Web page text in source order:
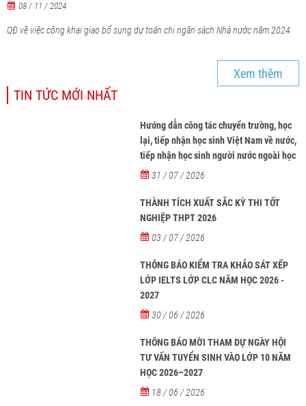
08 / 11 / 2024
QĐ về việc công khai giao bổ sung dự toán chi ngân sách Nhà nước năm 2024
Xem thêm
TIN TỨC MỚI NHẤT
Hướng dẫn công tác chuyển trường, học
lại, tiếp nhận học sinh Việt Nam về nước,
tiếp nhận học sinh người nước ngoài học
tại các trường từ năm học 2026-2027
31 / 07 / 2026
THÀNH TÍCH XUẤT SẮC KỲ THI TỐT
NGHIỆP THPT 2026
03 / 07 / 2026
THÔNG BÁO KIỂM TRA KHẢO SÁT XẾP
LỚP IELTS LỚP CLC NĂM HỌC 2026 -
2027
30 / 06 / 2026
THÔNG BÁO MỜI THAM DỰ NGÀY HỘI
TƯ VẤN TUYỂN SINH VÀO LỚP 10 NĂM
HỌC 2026–2027
18 / 06 / 2026